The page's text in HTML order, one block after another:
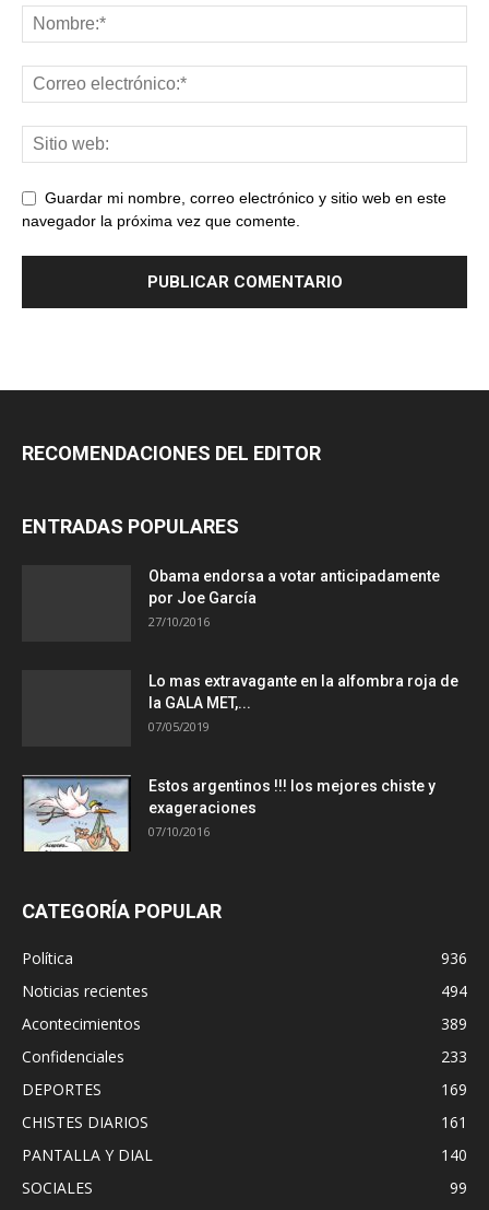
Guardar mi nombre, correo electrónico y sitio web en este
navegador la próxima vez que comente.
RECOMENDACIONES DEL EDITOR
ENTRADAS POPULARES
Obama endorsa a votar anticipadamente
por Joe García
27/10/2016
Lo mas extravagante en la alfombra roja de
la GALA MET,...
07/05/2019
Estos argentinos !!! los mejores chiste y
exageraciones
07/10/2016
CATEGORÍA POPULAR
Política
936
Noticias recientes
494
Acontecimientos
389
Confidenciales
233
DEPORTES
169
CHISTES DIARIOS
161
PANTALLA Y DIAL
140
SOCIALES
99